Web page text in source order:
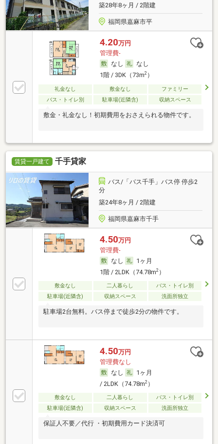
築28年8ヶ月 / 2階建
福岡県嘉麻市平
4.20万円
管理費-
なし
なし
1階 / 3DK（73m2）
礼金なし 敷金なし
ファミリー
バス・トイレ別
駐車場(近隣含) 収納スペース
敷金・礼金なし！初期費用をおさえられる物件です。
賃貸一戸建て 千手貸家
バス/「バス千手」バス停 停歩2
分
築24年8ヶ月 / 2階建
福岡県嘉麻市千手
4.50万円
管理費-
なし
1ヶ月
1階 / 2LDK（74.78m2）
敷金なし 二人暮らし
バス・トイレ別
駐車場(近隣含)
収納スペース 洗面所独立
駐車場2台無料。バス停まで徒歩2分の物件です。
4.50万円
管理費なし
なし
1ヶ月
/ 2LDK（74.78m2）
敷金なし 二人暮らし
バス・トイレ別
駐車場(近隣含)
収納スペース 洗面所独立
保証人不要／代行 ・初期費用カード決済可